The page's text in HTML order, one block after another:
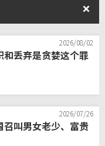
之一，另外三篇为大
）；万福天上母后
（Salve Regina）。
间，即复活主日到圣
诵念时应保持站立
三遍：清晨、中午和
和圣母玛利亚。
2026/08/02
和丢弃是贪婪这个罪
2026/07/26
召叫男女老少、富贵